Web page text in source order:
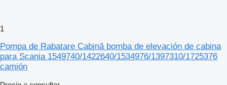
1
Pompa de Rabatare Cabină bomba de elevación de cabina
para Scania 1549740/1422640/1534976/1397310/1725376
camión